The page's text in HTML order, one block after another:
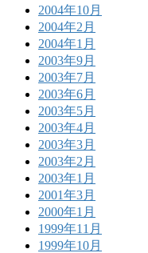
2004年10月
2004年2月
2004年1月
2003年9月
2003年7月
2003年6月
2003年5月
2003年4月
2003年3月
2003年2月
2003年1月
2001年3月
2000年1月
1999年11月
1999年10月